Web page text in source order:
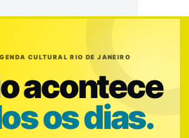
CULTURAL RIO DE JANEIRO
acontece
os dias.